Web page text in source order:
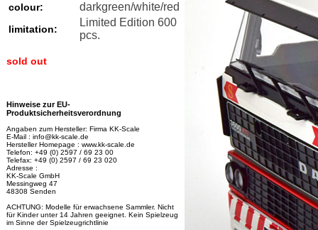
colour: darkgreen/white/red
limitation:
Limited Edition 600
pcs.
sold out
Hinweise zur EU-
Produktsicherheitsverordnung
Angaben zum Hersteller: Firma KK-Scale
E-Mail : info@kk-scale.de
Hersteller Homepage : www.kk-scale.de
Telefon: +49 (0) 2597 / 69 23 00
Telefax: +49 (0) 2597 / 69 23 020
Adresse :
KK-Scale GmbH
Messingweg 47
48308 Senden
ACHTUNG: Modelle für erwachsene Sammler. Nicht
für Kinder unter 14 Jahren geeignet. Kein Spielzeug
im Sinne der Spielzeugrichtlinie